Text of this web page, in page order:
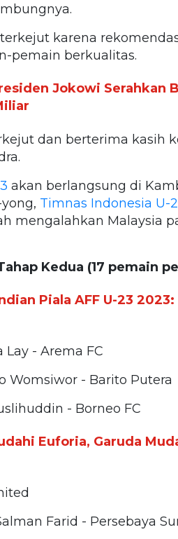
karena
pemain berkualitas.
Jokowi Serahkan
dan berterima kasih
akan berlangsung di
Timnas Indonesia U-
mengalahkan Malaysia
Kedua (17 pemain
Piala AFF U-23
Lay - Arema FC
Womsiwor - Barito Putera
- Borneo FC
Euforia, Garuda
Farid - Persebaya